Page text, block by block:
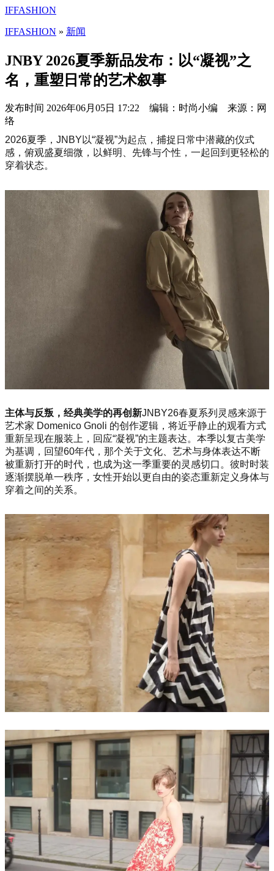
IFFASHION
IFFASHION » 新闻
JNBY 2026夏季新品发布：以“凝视”之
名，重塑日常的艺术叙事
发布时间 2026年06月05日 17:22 编辑：时尚小编 来源：网
络
2026夏季，JNBY以“凝视”为起点，捕捉日常中潜藏的仪式
感，俯观盛夏细微，以鲜明、先锋与个性，一起回到更轻松的
穿着状态。
主体与反叛，经典美学的再创新JNBY26春夏系列灵感来源于
艺术家 Domenico Gnoli 的创作逻辑，将近乎静止的观看方式
重新呈现在服装上，回应“凝视”的主题表达。本季以复古美学
为基调，回望60年代，那个关于文化、艺术与身体表达不断
被重新打开的时代，也成为这一季重要的灵感切口。彼时时装
逐渐摆脱单一秩序，女性开始以更自由的姿态重新定义身体与
穿着之间的关系。